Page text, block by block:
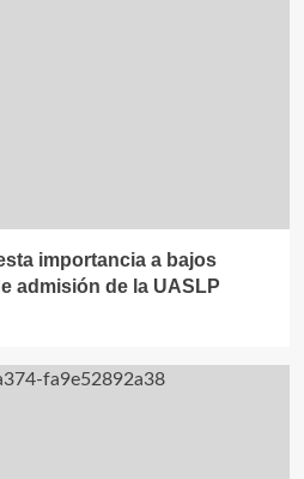
importancia a bajos
admisión de la UASLP